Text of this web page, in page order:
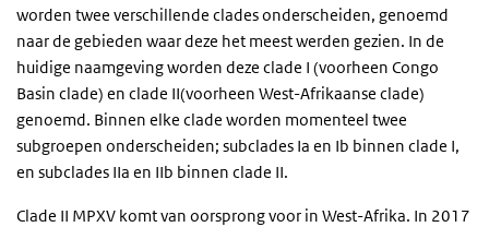
worden twee verschillende clades onderscheiden, genoemd
naar de gebieden waar deze het meest werden gezien. In de
huidige naamgeving worden deze clade I (voorheen Congo
Basin clade) en clade II(voorheen West-Afrikaanse clade)
genoemd. Binnen elke clade worden momenteel twee
subgroepen onderscheiden; subclades Ia en Ib binnen clade I,
en subclades IIa en IIb binnen clade II.
Clade II MPXV komt van oorsprong voor in West-Afrika. In 2017